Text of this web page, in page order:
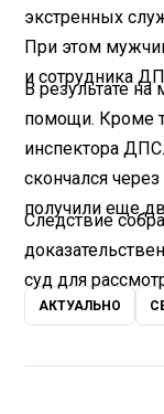
экстренных
При этом
и сотрудника
В результате
помощи. Кроме
инспектора
скончался
получили еще
Следствие
суд для
АКТУАЛЬНО